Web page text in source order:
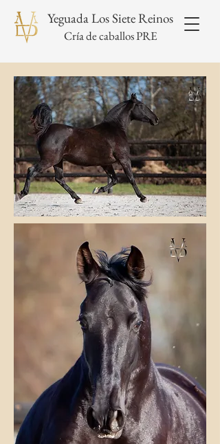
Yeguada Los Siete Reinos
Cría de caballos PRE